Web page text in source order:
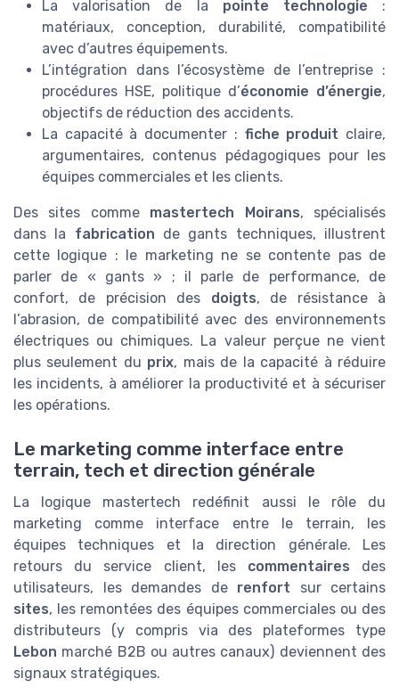
La valorisation de la pointe technologie :
matériaux, conception, durabilité, compatibilité
avec d’autres équipements.
L’intégration dans l’écosystème de l’entreprise :
procédures HSE, politique d’économie d’énergie,
objectifs de réduction des accidents.
La capacité à documenter : fiche produit claire,
argumentaires, contenus pédagogiques pour les
équipes commerciales et les clients.
Des sites comme mastertech Moirans, spécialisés
dans la fabrication de gants techniques, illustrent
cette logique : le marketing ne se contente pas de
parler de « gants » ; il parle de performance, de
confort, de précision des doigts, de résistance à
l’abrasion, de compatibilité avec des environnements
électriques ou chimiques. La valeur perçue ne vient
plus seulement du prix, mais de la capacité à réduire
les incidents, à améliorer la productivité et à sécuriser
les opérations.
Le marketing comme interface entre
terrain, tech et direction générale
La logique mastertech redéfinit aussi le rôle du
marketing comme interface entre le terrain, les
équipes techniques et la direction générale. Les
retours du service client, les commentaires des
utilisateurs, les demandes de renfort sur certains
sites, les remontées des équipes commerciales ou des
distributeurs (y compris via des plateformes type
Lebon marché B2B ou autres canaux) deviennent des
signaux stratégiques.